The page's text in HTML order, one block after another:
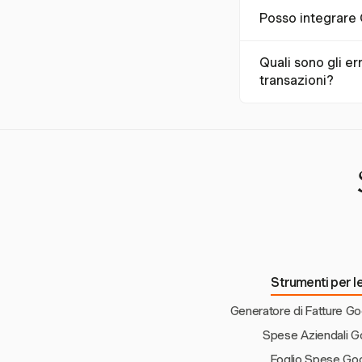
per le tasse. Gli
Posso integrare
le funzionalità di
efficiente per il
Quali sono gli
transazioni?
Strumenti per
Generatore di Fatture
Spese Aziendali